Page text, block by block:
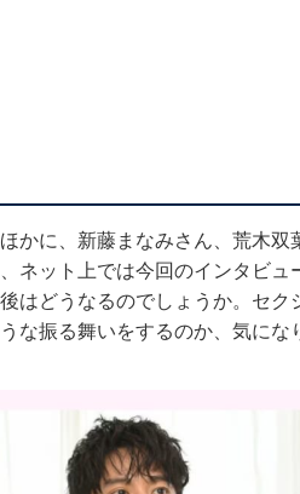
かに、新藤まなみさん、荒木
ネット上では今回のインタビ
はどうなるのでしょうか。セ
な振る舞いをするのか、気にな